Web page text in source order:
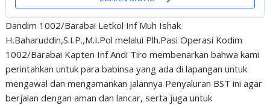
Dandim 1002/Barabai Letkol Inf Muh Ishak
H.Baharuddin,S.I.P.,M.I.Pol melalui Plh.Pasi Operasi Kodim
1002/Barabai Kapten Inf Andi Tiro membenarkan bahwa kami
perintahkan untuk para babinsa yang ada di lapangan untuk
mengawal dan mengamankan jalannya Penyaluran BST ini agar
berjalan dengan aman dan lancar, serta juga untuk